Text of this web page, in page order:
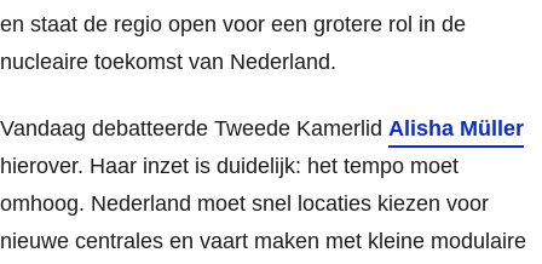
en staat de regio open voor een grotere rol in de
nucleaire toekomst van Nederland.
Vandaag debatteerde Tweede Kamerlid Alisha Müller
hierover. Haar inzet is duidelijk: het tempo moet
omhoog. Nederland moet snel locaties kiezen voor
nieuwe centrales en vaart maken met kleine modulaire